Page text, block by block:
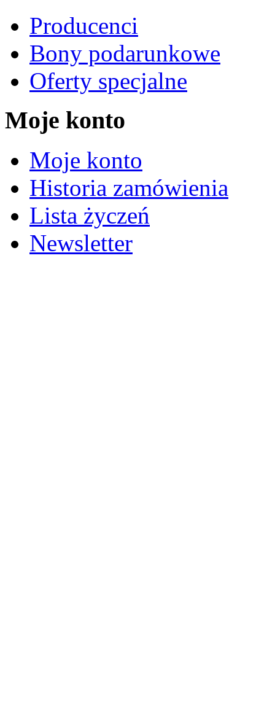
Producenci
Bony podarunkowe
Oferty specjalne
Moje konto
Moje konto
Historia zamówienia
Lista życzeń
Newsletter